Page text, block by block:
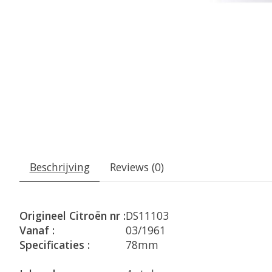
Beschrijving Reviews (0)
Origineel Citroën nr :DS11103
Vanaf :
03/1961
Specificaties :
78mm